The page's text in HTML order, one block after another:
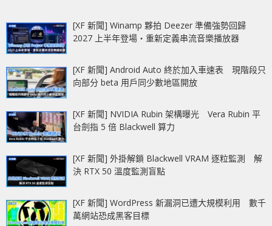
[XF 新聞] Winamp 夥拍 Deezer 準備強勢回歸
2027 上半年登場‧重新定義串流音樂播放器
[XF 新聞] Android Auto 終於加入車速表 現階段只
向部分 beta 用戶同少數地區開放
[XF 新聞] NVIDIA Rubin 架構曝光 Vera Rubin 平
台劍指 5 倍 Blackwell 算力
[XF 新聞] 外掛解鎖 Blackwell VRAM 逐粒監測 解
決 RTX 50 溫度監測盲點
[XF 新聞] WordPress 新漏洞已遭大規模利用 數千
萬網站恐成黑客目標